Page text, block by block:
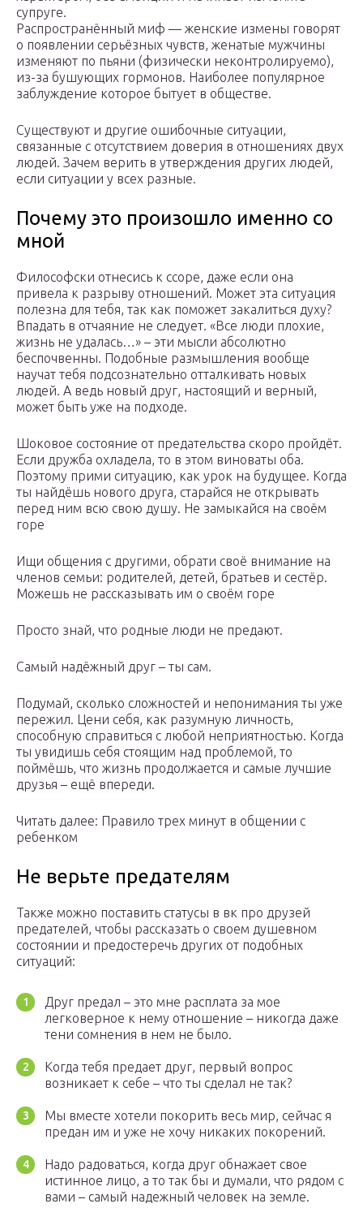
супруге.
Распространённый миф — женские измены говорят
о появлении серьёзных чувств, женатые мужчины
изменяют по пьяни (физически неконтролируемо),
из-за бушующих гормонов. Наиболее популярное
заблуждение которое бытует в обществе.
Существуют и другие ошибочные ситуации,
связанные с отсутствием доверия в отношениях двух
людей. Зачем верить в утверждения других людей,
если ситуации у всех разные.
Почему это произошло именно со
мной
Философски отнесись к ссоре, даже если она
привела к разрыву отношений. Может эта ситуация
полезна для тебя, так как поможет закалиться духу?
Впадать в отчаяние не следует. «Все люди плохие,
жизнь не удалась…» – эти мысли абсолютно
беспочвенны. Подобные размышления вообще
научат тебя подсознательно отталкивать новых
людей. А ведь новый друг, настоящий и верный,
может быть уже на подходе.
Шоковое состояние от предательства скоро пройдёт.
Если дружба охладела, то в этом виноваты оба.
Поэтому прими ситуацию, как урок на будущее. Когда
ты найдёшь нового друга, старайся не открывать
перед ним всю свою душу. Не замыкайся на своём
горе
Ищи общения с другими, обрати своё внимание на
членов семьи: родителей, детей, братьев и сестёр.
Можешь не рассказывать им о своём горе
Просто знай, что родные люди не предают.
Самый надёжный друг – ты сам.
Подумай, сколько сложностей и непонимания ты уже
пережил. Цени себя, как разумную личность,
способную справиться с любой неприятностью. Когда
ты увидишь себя стоящим над проблемой, то
поймёшь, что жизнь продолжается и самые лучшие
друзья – ещё впереди.
Читать далее: Правило трех минут в общении с
ребенком
Не верьте предателям
Также можно поставить статусы в вк про друзей
предателей, чтобы рассказать о своем душевном
состоянии и предостеречь других от подобных
ситуаций:
Друг предал – это мне расплата за мое
легковерное к нему отношение – никогда даже
тени сомнения в нем не было.
Когда тебя предает друг, первый вопрос
возникает к себе – что ты сделал не так?
Мы вместе хотели покорить весь мир, сейчас я
предан им и уже не хочу никаких покорений.
Надо радоваться, когда друг обнажает свое
истинное лицо, а то так бы и думали, что рядом с
вами – самый надежный человек на земле.